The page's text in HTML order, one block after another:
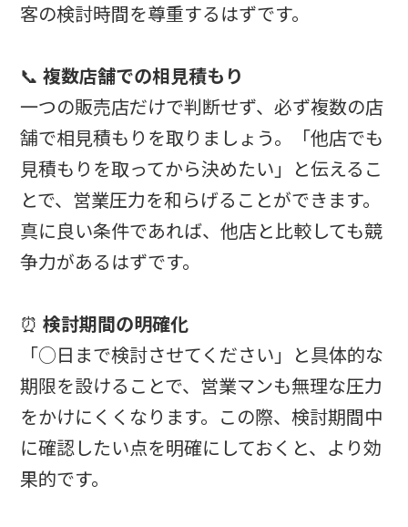
客の検討時間を尊重するはずです。
📞複数店舗での相見積もり
一つの販売店だけで判断せず、必ず複数の店
舗で相見積もりを取りましょう。「他店でも
見積もりを取ってから決めたい」と伝えるこ
とで、営業圧力を和らげることができます。
真に良い条件であれば、他店と比較しても競
争力があるはずです。
⏰検討期間の明確化
「○日まで検討させてください」と具体的な
期限を設けることで、営業マンも無理な圧力
をかけにくくなります。この際、検討期間中
に確認したい点を明確にしておくと、より効
果的です。